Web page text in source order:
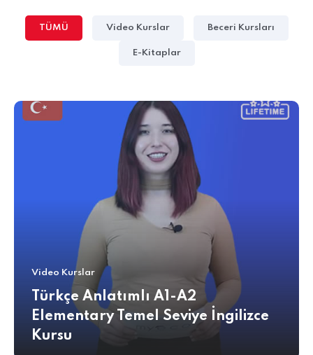
TÜMÜ Video Kurslar Beceri Kursları
E-Kitaplar
Video Kurslar
Türkçe Anlatımlı A1-A2
Elementary Temel Seviye İngilizce
Kursu